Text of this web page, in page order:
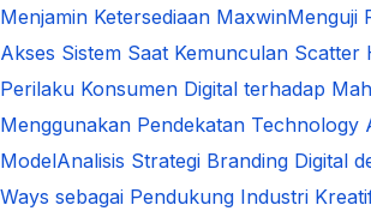
Menjamin Ketersediaan MaxwinMenguji
Akses Sistem Saat Kemunculan Scatter
Perilaku Konsumen Digital terhadap
Menggunakan Pendekatan Technology
ModelAnalisis Strategi Branding Digital
Ways sebagai Pendukung Industri